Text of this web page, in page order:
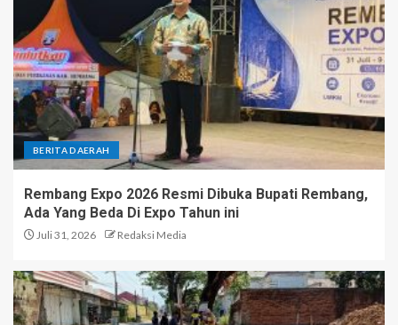
BERITA DAERAH
Rembang Expo 2026 Resmi Dibuka Bupati Rembang,
Ada Yang Beda Di Expo Tahun ini
Juli 31, 2026 Redaksi Media